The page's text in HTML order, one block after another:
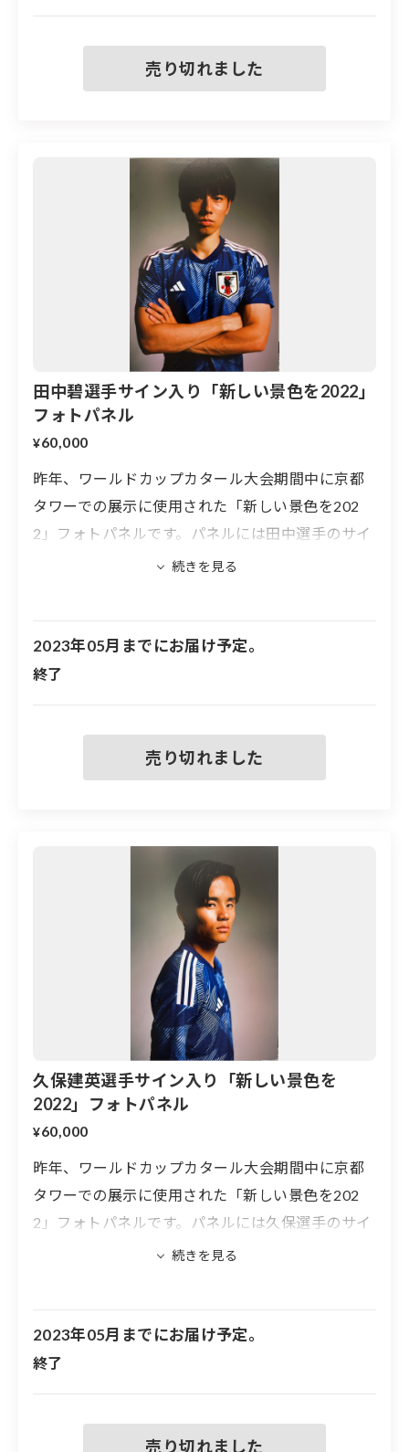
田中碧選手サイン入り「新しい景色を2022」
フォトパネル
¥60,000
昨年、ワールドカップカタール大会期間中に京都
タワーでの展示に使用された「新しい景色を202
2」フォトパネルです。パネルには田中選手のサイ
※実際に展示したフォトパネルのため、汚れや傷
などがある場合があります
2023年05月までにお届け予定。
終了
久保建英選手サイン入り「新しい景色を
2022」フォトパネル
¥60,000
昨年、ワールドカップカタール大会期間中に京都
タワーでの展示に使用された「新しい景色を202
2」フォトパネルです。パネルには久保選手のサイ
※実際に展示したフォトパネルのため、汚れや傷
などがある場合があります
2023年05月までにお届け予定。
終了